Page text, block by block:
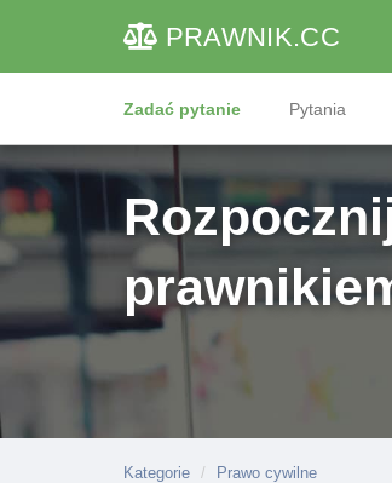
PRAWNIK.CC
Zadać pytanie Pytania
Kategorie Prawo cywilne